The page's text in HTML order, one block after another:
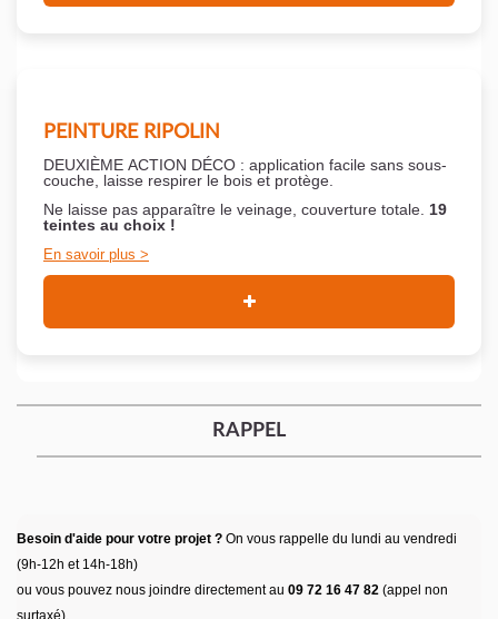
PEINTURE RIPOLIN
DEUXIÈME ACTION DÉCO : application facile sans sous-
couche, laisse respirer le bois et protège.
Ne laisse pas apparaître le veinage, couverture totale. 19
teintes au choix !
En savoir plus
RAPPEL
Besoin d'aide pour votre projet ? On vous rappelle du lundi au vendredi
(9h-12h et 14h-18h)
ou vous pouvez nous joindre directement au 09 72 16 47 82 (appel non
surtaxé).